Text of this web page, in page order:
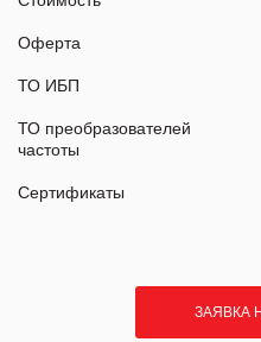
Оферта
ТО ИБП
ТО преобразователей
частоты
Сертификаты
ЗАЯВКА